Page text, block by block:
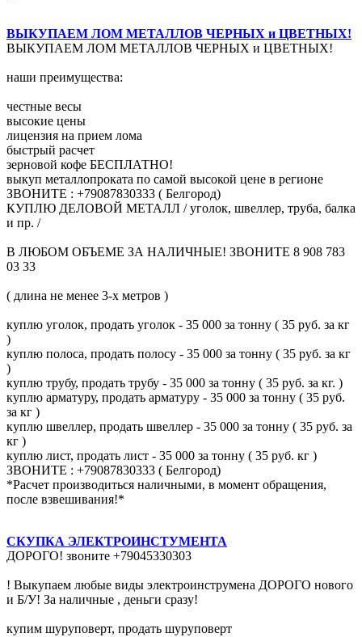
ВЫКУПАЕМ ЛОМ МЕТАЛЛОВ ЧЕРНЫХ и ЦВЕТНЫХ!
ВЫКУПАЕМ ЛОМ МЕТАЛЛОВ ЧЕРНЫХ и ЦВЕТНЫХ!
наши преимущества:
честные весы
высокие цены
лицензия на прием лома
быстрый расчет
зерновой кофе БЕСПЛАТНО!
выкуп металлопроката по самой высокой цене в регионе
ЗВОНИТЕ : +79087830333 ( Белгород)
КУПЛЮ ДЕЛОВОЙ МЕТАЛЛ / уголок, швеллер, труба, балка
и пр. /
В ЛЮБОМ ОБЪЕМЕ ЗА НАЛИЧНЫЕ! ЗВОНИТЕ 8 908 783
03 33
( длина не менее 3-х метров )
куплю уголок, продать уголок - 35 000 за тонну ( 35 руб. за кг
)
куплю полоса, продать полосу - 35 000 за тонну ( 35 руб. за кг
)
куплю трубу, продать трубу - 35 000 за тонну ( 35 руб. за кг. )
куплю арматуру, продать арматуру - 35 000 за тонну ( 35 руб.
за кг )
куплю швеллер, продать швеллер - 35 000 за тонну ( 35 руб. за
кг )
куплю лист, продать лист - 35 000 за тонну ( 35 руб. кг )
ЗВОНИТЕ : +79087830333 ( Белгород)
*Расчет производиться наличными, в момент обращения,
после взвешивания!*
СКУПКА ЭЛЕКТРОИНСТУМЕНТА
ДОРОГО! звоните +79045330303
! Выкупаем любые виды электроинструмена ДОРОГО нового
и Б/У! За наличные , деньги сразу!
купим шуруповерт, продать шуруповерт